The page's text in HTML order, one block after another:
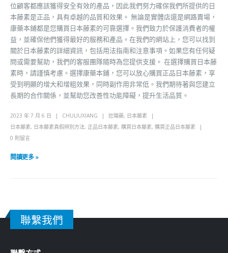
位顧客都應該獲得安全有效的產品，因此我們努力確保我們所提供的日
本藤素是正品，具有卓越的品質和效果。 無論是實體店還是網路賣場，
康藥本鋪都是您購買日本藤素的可靠選擇。我們致力於保護消費者的權
益，並確保他們獲得最好的服務和產品。在我們的網站上，您可以找到
關於日本藤素的詳細資訊，包括用法指南和注意事項。如果您有任何疑
問或需要幫助，我們的客服團隊隨時為您提供支援。 在選擇購買日本藤
素時，請謹慎考慮。選擇康藥本鋪，您可以放心購買正品日本藤素，享
受到明顯的增大和增粗效果，同時副作用非常低。我們期待著與您建立
長期的合作關係，並幫助您改善性功能障礙，提升生活品質。
2023 年 7 月 6 日 CHULIUXIANG 壯陽藥, 日本藤素
日本藤素, 日本藤素真假辨別方法, 正品日本藤素, 購買日本藤素, 購買正品日本藤素
0 則留言
閱讀更多 »
網路藥局，哪種選擇最可靠
倒，引起了購買的狂潮。然而，在這個火熱的市場中，假貨和詐騙也隨